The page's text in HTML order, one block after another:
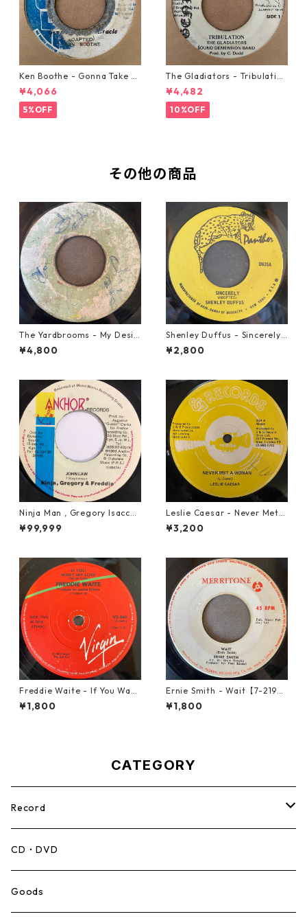
Ken Boothe - Gonna Take A
Miracle【7-21362】
¥4,066
5%OFF
The Gladiators - Tribulation
【7-21365】
¥4,482
10%OFF
その他の商品
The Yardbrooms - My Desir
e【7-21922】
¥4,800
Shenley Duffus - Sincerely
【7-22021】
¥2,800
Ninja Man , Gregory Isaccs
& Freddie Mcgregor - John
Low【7-20010】
¥99,999
Leslie Caesar - Never Met A
Woman【12-50067】
¥3,200
Freddie Waite - If You Want
My Love【7-21943】
¥1,800
Ernie Smith - Wait【7-2196
0】
¥1,800
CATEGORY
Record
Mento,Calypso,Ballad
Ska
CD・DVD
Goods